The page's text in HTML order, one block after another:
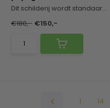
Dit schilderij wordt standaard geleverd met een ...
€180,- €150,-
1 14